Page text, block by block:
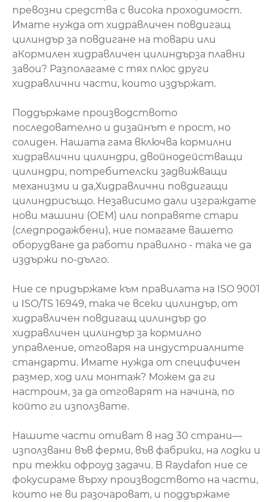
превозни средства с висока проходимост.
Имате нужда от хидравличен повдигащ
цилиндър за повдигане на товари или
aКормилен хидравличен цилиндърза плавни
завои? Разполагаме с тях плюс други
хидравлични части, които издържат.
Поддържаме производството
последователно и дизайнът е прост, но
солиден. Нашата гама включва кормилни
хидравлични цилиндри, двойнодействащи
цилиндри, потребителски задвижващи
механизми и да,Хидравлични повдигащи
цилиндрисъщо. Независимо дали изграждате
нови машини (OEM) или поправяте стари
(следпродажбени), ние помагаме вашето
оборудване да работи правилно - така че да
издържи по-дълго.
Ние се придържаме към правилата на ISO 9001
и ISO/TS 16949, така че всеки цилиндър, от
хидравличен повдигащ цилиндър до
хидравличен цилиндър за кормилно
управление, отговаря на индустриалните
стандарти. Имате нужда от специфичен
размер, ход или монтаж? Можем да ги
настроим, за да отговарят на начина, по
който ги използвате.
Нашите части отиват в над 30 страни—
използвани във ферми, във фабрики, на лодки и
при тежки офроуд задачи. В Raydafon ние се
фокусираме върху производството на части,
които не ви разочароват, и поддържаме